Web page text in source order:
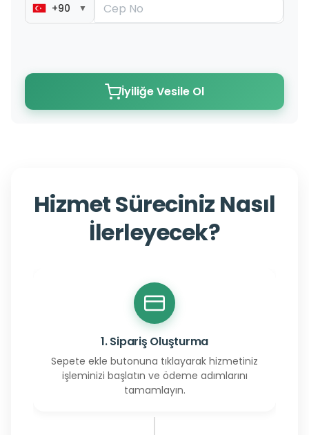
+90 ▼
İyiliğe Vesile Ol
Hizmet Süreciniz Nasıl
İlerleyecek?
1. Sipariş Oluşturma
Sepete ekle butonuna tıklayarak hizmetiniz
işleminizi başlatın ve ödeme adımlarını
tamamlayın.